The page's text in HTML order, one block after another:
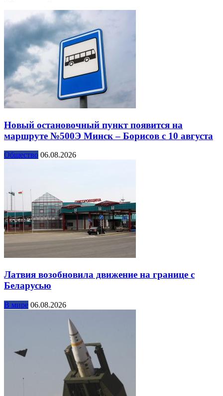
Новый остановочный пункт появится на
маршруте №500Э Минск – Борисов с 10 августа
Общество 06.08.2026
Латвия возобновила движение на границе с
Беларусью
В мире 06.08.2026